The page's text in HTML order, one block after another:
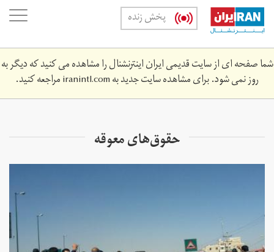
Skip
main
content
پخش زنده
شما صفحه ای از سایت قدیمی ایران اینترنشنال را مشاهده می کنید که دیگر به
روز نمی شود. برای مشاهده سایت جدید بهiranintl.comمراجعه کنید.
حقوق‌های معوقه